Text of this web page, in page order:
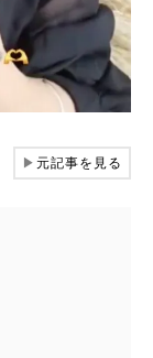
▶元記事を見る